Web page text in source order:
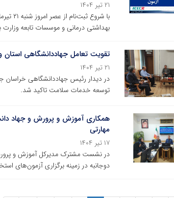
۲۱ تیر ۱۴۰۴
با
بهداشتی درمانی و موسسات تابعه
تقویت تعامل جهاددانشگاهی استان
۲۱ تیر ۱۴۰۴
در دیدار رئیس جهاددانشگاهی خراسان
توسعه خدمات سلامت تاکید شد.
همکاری آموزش و پرورش و جهاد
مهارتی
۱۷ تیر ۱۴۰۴
در نشست مشترک مدیرکل آموزش و
دوجانبه در زمینه برگزاری آزمون‌های